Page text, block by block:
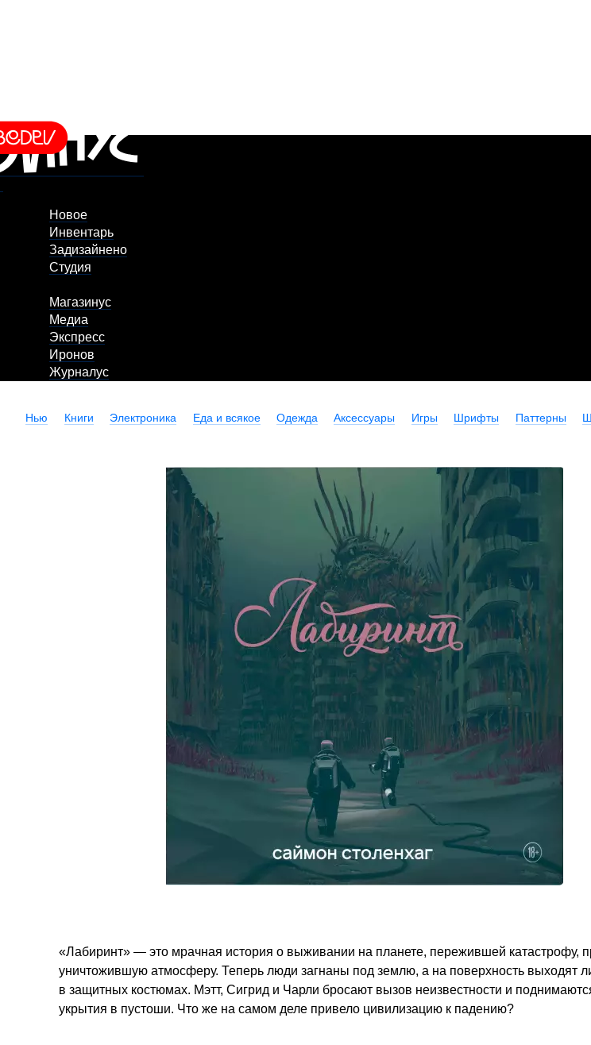
Новое
Инвентарь
Задизайнено
Студия
Магазинус
Медиа
Экспресс
Иронов
Журналус
Нью Книги Электроника Еда и всякое Одежда Аксессуары Игры Шрифты Паттерны
«Лабиринт» — это мрачная история о выживании на планете, пережившей катастрофу,
уничтожившую атмосферу. Теперь люди загнаны под землю, а на поверхность выходят
в защитных костюмах. Мэтт, Сигрид и Чарли бросают вызов неизвестности и
укрытия в пустоши. Что же на самом деле привело цивилизацию к падению?